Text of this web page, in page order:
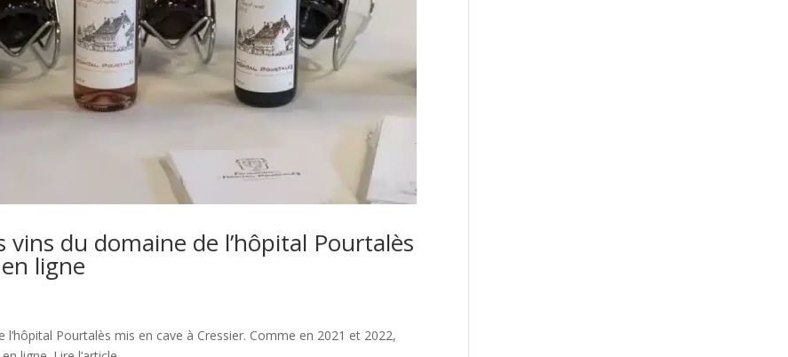
vins du domaine de l’hôpital Pourtalès
ligne
l’hôpital Pourtalès mis en cave à Cressier. Comme en 2021 et 2022,